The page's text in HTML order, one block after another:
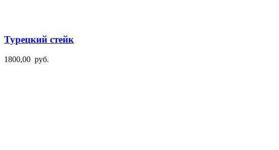
Турецкий стейк
1800,00 руб.